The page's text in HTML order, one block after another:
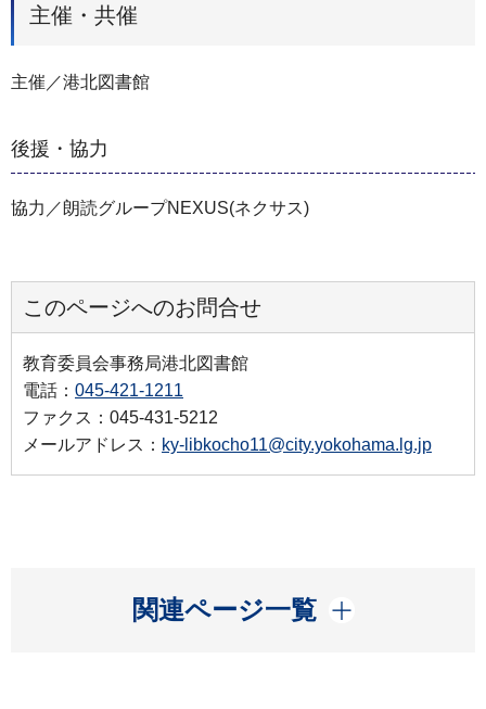
主催・共催
主催／港北図書館
後援・協力
協力／朗読グループNEXUS(ネクサス)
このページへのお問合せ
教育委員会事務局港北図書館
電話： 045-421-1211
ファクス：045-431-5212
メールアドレス： ky-libkocho11@city.yokohama.lg.jp
関連ページ一覧
開く